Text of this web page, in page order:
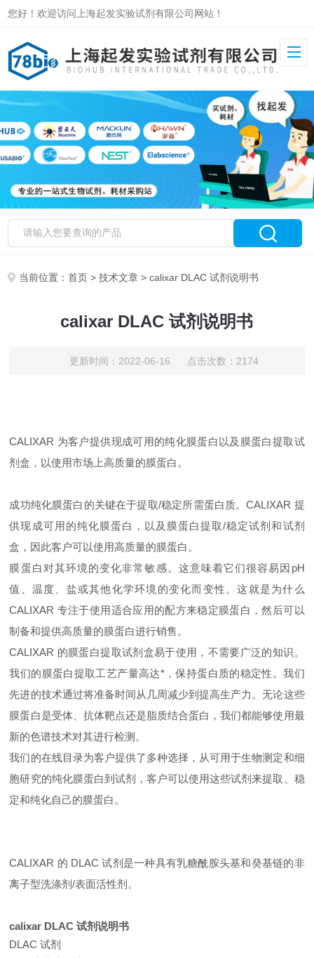
您好！欢迎访问上海起发实验试剂有限公司网站！
当前位置：首页 >技术文章 > calixar DLAC 试剂说明书
calixar DLAC 试剂说明书
更新时间：2022-06-16 点击次数：2174
CALIXAR 为客户提供现成可用的纯化膜蛋白以及膜蛋白提取试
剂盒，以使用市场上高质量的膜蛋白。
成功纯化膜蛋白的关键在于提取/稳定所需蛋白质。CALIXAR 提
供现成可用的纯化膜蛋白，以及膜蛋白提取/稳定试剂和试剂
盒，因此客户可以使用高质量的膜蛋白。
膜蛋白对其环境的变化非常敏感。这意味着它们很容易因pH
值、温度、盐或其他化学环境的变化而变性。这就是为什么
CALIXAR 专注于使用适合应用的配方来稳定膜蛋白，然后可以
制备和提供高质量的膜蛋白进行销售。
CALIXAR 的膜蛋白提取试剂盒易于使用，不需要广泛的知识。
我们的膜蛋白提取工艺产量高达*，保持蛋白质的稳定性。我们
先进的技术通过将准备时间从几周减少到提高生产力。无论这些
膜蛋白是受体、抗体靶点还是脂质结合蛋白，我们都能够使用最
新的色谱技术对其进行检测。
我们的在线目录为客户提供了多种选择，从可用于生物测定和细
胞研究的纯化膜蛋白到试剂，客户可以使用这些试剂来提取、稳
定和纯化自己的膜蛋白。
CALIXAR 的 DLAC 试剂是一种具有乳糖酰胺头基和癸基链的非
离子型洗涤剂/表面活性剂。
calixar DLAC 试剂说明书
DLAC 试剂